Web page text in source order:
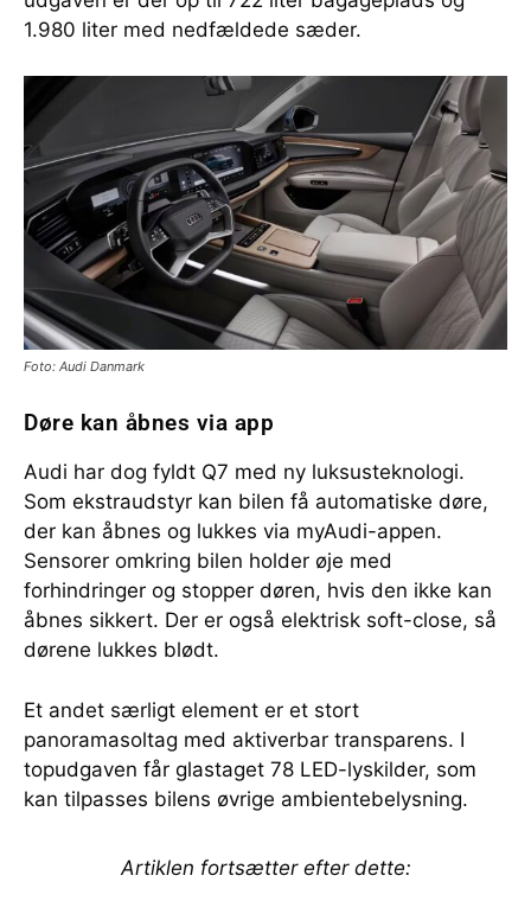
1.980 liter med nedfældede sæder.
Foto: Audi Danmark
Døre kan åbnes via app
Audi har dog fyldt Q7 med ny luksusteknologi.
Som ekstraudstyr kan bilen få automatiske døre,
der kan åbnes og lukkes via myAudi-appen.
Sensorer omkring bilen holder øje med
forhindringer og stopper døren, hvis den ikke kan
åbnes sikkert. Der er også elektrisk soft-close, så
dørene lukkes blødt.
Et andet særligt element er et stort
panoramasoltag med aktiverbar transparens. I
topudgaven får glastaget 78 LED-lyskilder, som
kan tilpasses bilens øvrige ambientebelysning.
Artiklen fortsætter efter dette: